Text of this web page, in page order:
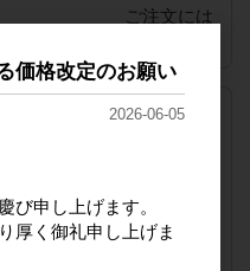
ご注文には
価格改定のお願い
2026-06-05
び申し上げます。
厚く御礼申し上げま